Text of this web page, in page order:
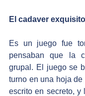
El cadaver exquisito
Es un juego fue
pensaban que la
grupal. El juego se
turno en una hoja
escrito en secreto, y